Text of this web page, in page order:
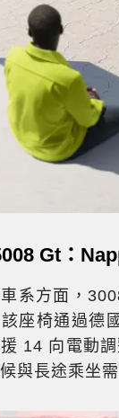
Gt：
系方面，
座椅通過德
14 向電動
與長途乘坐